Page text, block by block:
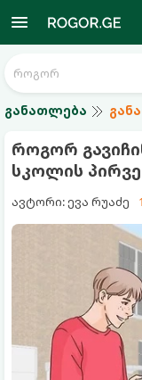
განათლება
როგორ
სკოლის
ავტორი: ევა რუაძე